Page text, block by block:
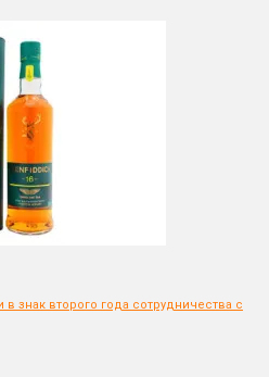
знак второго года сотрудничества с